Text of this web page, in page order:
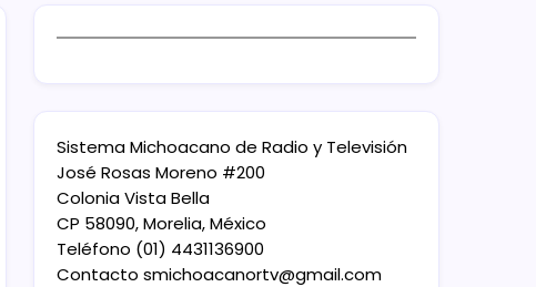
Sistema Michoacano de Radio y Televisión
José Rosas Moreno #200
Colonia Vista Bella
CP 58090, Morelia, México
Teléfono (01) 4431136900
Contacto smichoacanortv@gmail.com